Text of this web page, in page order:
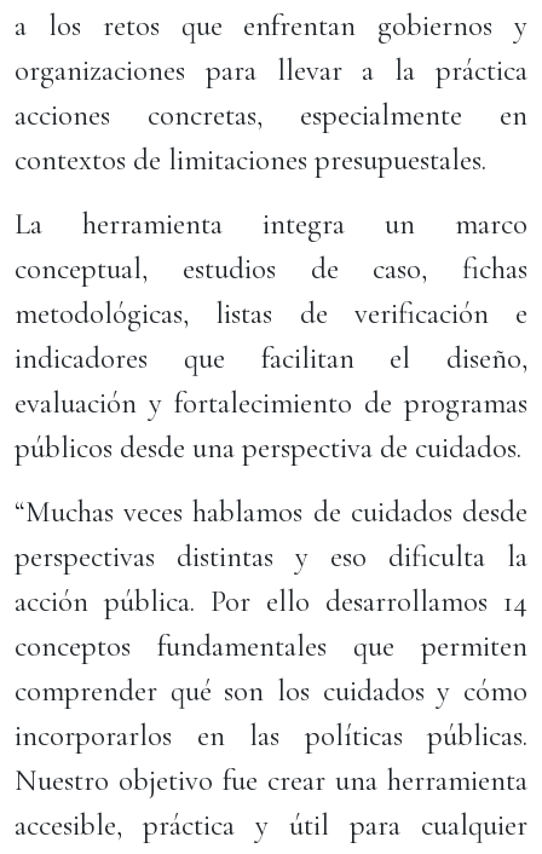
a los retos que enfrentan gobiernos y
organizaciones para llevar a la práctica
acciones concretas, especialmente en
contextos de limitaciones presupuestales.
La herramienta integra un marco
conceptual, estudios de caso, fichas
metodológicas, listas de verificación e
indicadores que facilitan el diseño,
evaluación y fortalecimiento de programas
públicos desde una perspectiva de cuidados.
“Muchas veces hablamos de cuidados desde
perspectivas distintas y eso dificulta la
acción pública. Por ello desarrollamos 14
conceptos fundamentales que permiten
comprender qué son los cuidados y cómo
incorporarlos en las políticas públicas.
Nuestro objetivo fue crear una herramienta
accesible, práctica y útil para cualquier